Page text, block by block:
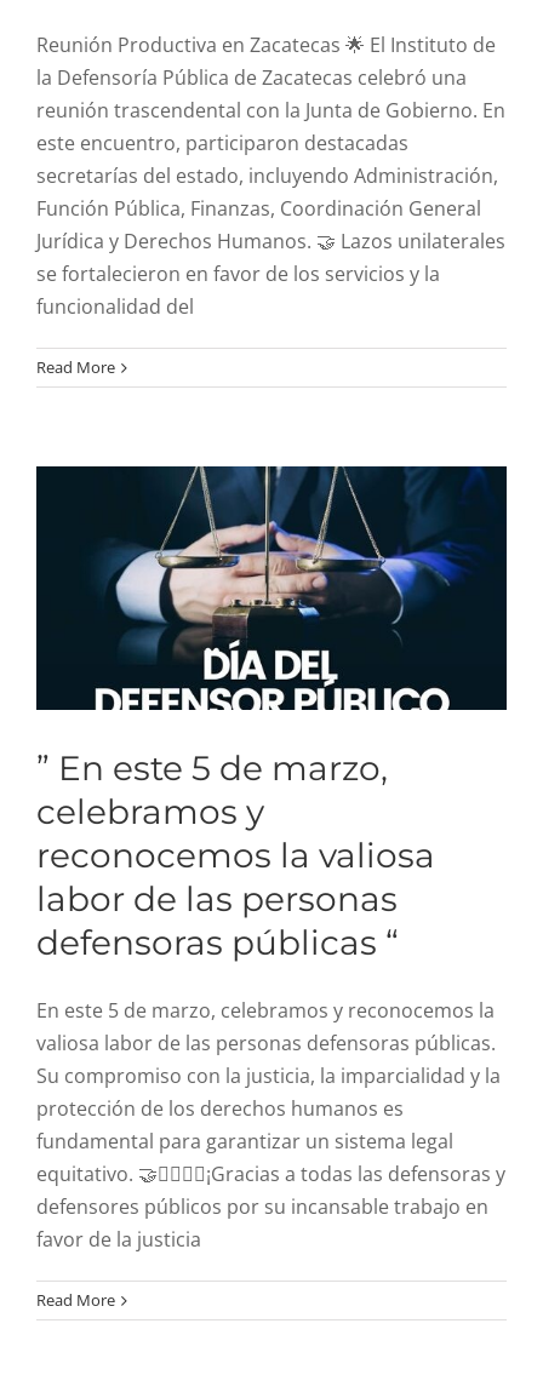
Reunión Productiva en Zacatecas 🌟 El Instituto de
la Defensoría Pública de Zacatecas celebró una
reunión trascendental con la Junta de Gobierno. En
este encuentro, participaron destacadas
secretarías del estado, incluyendo Administración,
Función Pública, Finanzas, Coordinación General
Jurídica y Derechos Humanos. 🤝 Lazos unilaterales
se fortalecieron en favor de los servicios y la
funcionalidad del
Read More
” En este 5 de marzo,
reconocemos la valiosa
” En este 5 de marzo,
celebramos y
reconocemos la valiosa
labor de las personas
defensoras públicas “
En este 5 de marzo, celebramos y reconocemos la
valiosa labor de las personas defensoras públicas.
Su compromiso con la justicia, la imparcialidad y la
protección de los derechos humanos es
fundamental para garantizar un sistema legal
equitativo. 🤝👨‍⚖️👩‍⚖️¡Gracias a todas las defensoras y
defensores públicos por su incansable trabajo en
favor de la justicia
Read More
” Tuvimos el honor de
asistir a una crucial
reunión convocada por la